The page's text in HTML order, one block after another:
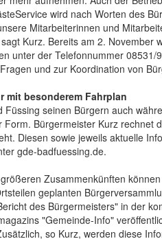
wird nach Worten des
Mitarbeiterinnen und
Kurz. Bereits am 2. November
unter der Telefonnummer
und zur Koordination von
mit besonderem Fahrplan
Füssing seinen Bürgern auch
Form. Bürgermeister Kurz rechnet
Diesen sowie jeweils aktuelle
gde-badfuessing.de.
Zusammenkünften
geplanten
des Bürgermeisters" in der
"Gemeinde-Info"
so Kurz, werden diese